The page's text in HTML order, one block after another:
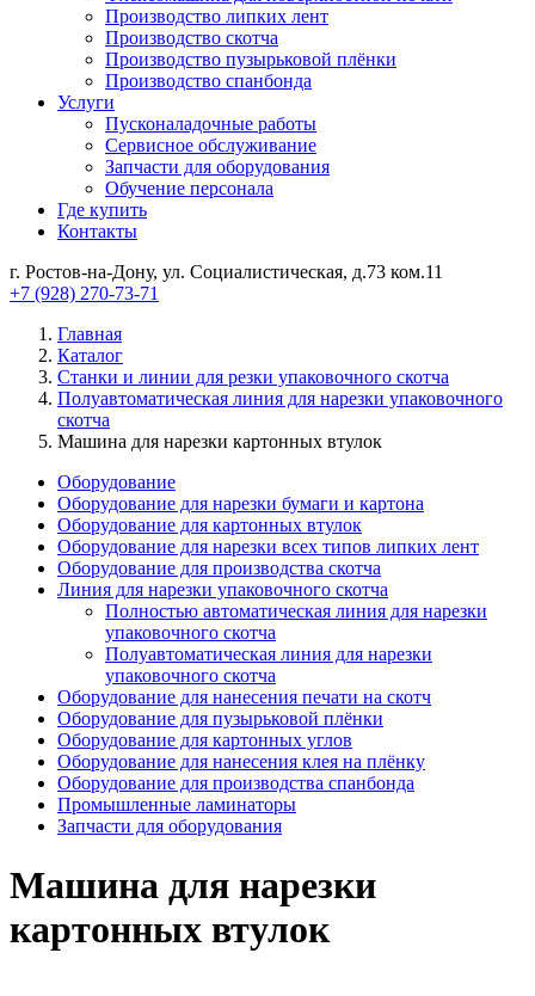
Производство липких лент
Производство скотча
Производство пузырьковой плёнки
Производство спанбонда
Услуги
Пусконаладочные работы
Сервисное обслуживание
Запчасти для оборудования
Обучение персонала
Где купить
Контакты
г. Ростов-на-Дону, ул. Социалистическая, д.73 ком.11
+7 (928) 270-73-71
Главная
Каталог
Станки и линии для резки упаковочного скотча
Полуавтоматическая линия для нарезки упаковочного
скотча
Машина для нарезки картонных втулок
Оборудование
Оборудование для нарезки бумаги и картона
Оборудование для картонных втулок
Оборудование для нарезки всех типов липких лент
Оборудование для производства скотча
Линия для нарезки упаковочного скотча
Полностью автоматическая линия для нарезки
упаковочного скотча
Полуавтоматическая линия для нарезки
упаковочного скотча
Оборудование для нанесения печати на скотч
Оборудование для пузырьковой плёнки
Оборудование для картонных углов
Оборудование для нанесения клея на плёнку
Оборудование для производства спанбонда
Промышленные ламинаторы
Запчасти для оборудования
Машина для нарезки
картонных втулок